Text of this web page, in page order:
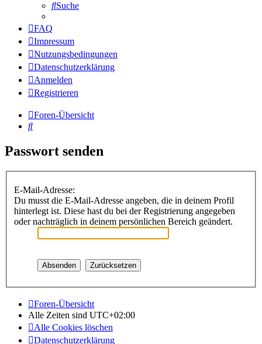
Suche
FAQ
Impressum
Nutzungsbedingungen
Datenschutzerklärung
Anmelden
Registrieren
Foren-Übersicht
Suche
Passwort senden
E-Mail-Adresse:
Du musst die E-Mail-Adresse angeben, die in deinem Profil
hinterlegt ist. Diese hast du bei der Registrierung angegeben
oder nachträglich in deinem persönlichen Bereich geändert.
Foren-Übersicht
Alle Zeiten sind UTC+02:00
Alle Cookies löschen
Datenschutzerklärung